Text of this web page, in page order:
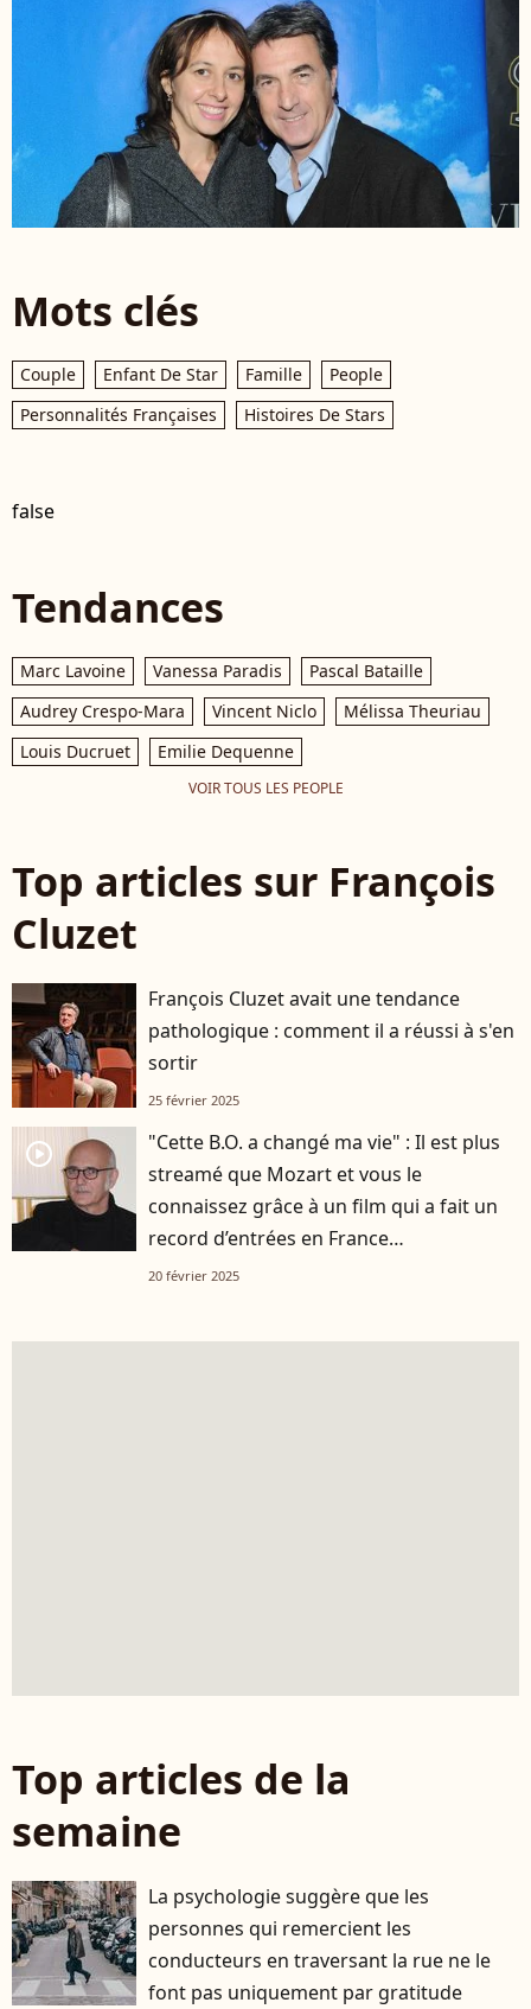
Mots clés
Couple Enfant De Star Famille
People
Personnalités Françaises
Histoires De Stars
false
Tendances
Marc Lavoine Vanessa Paradis
Pascal Bataille
Audrey Crespo-Mara
Vincent Niclo
Mélissa Theuriau
Louis Ducruet
Emilie Dequenne
VOIR TOUS LES PEOPLE
Top articles sur François
Cluzet
François Cluzet avait une tendance
pathologique : comment il a réussi à s'en
sortir
25 février 2025
player2
"Cette B.O. a changé ma vie" : Il est plus
streamé que Mozart et vous le
connaissez grâce à un film qui a fait un
record d’entrées en France…
20 février 2025
Top articles de la
semaine
La psychologie suggère que les
personnes qui remercient les
conducteurs en traversant la rue ne le
font pas uniquement par gratitude